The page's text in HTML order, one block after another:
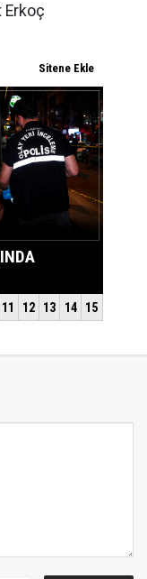
Erkoç